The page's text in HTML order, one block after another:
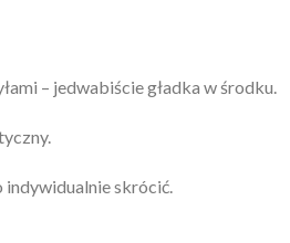
– jedwabiście gładka w środku.
skrócić.